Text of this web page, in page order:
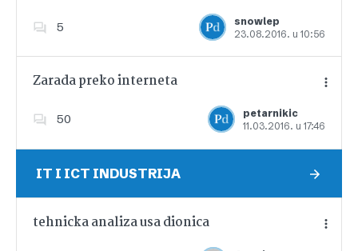
5
snowlep
23.08.2016. u 10:56
Dodajte u favorite
Zarada preko interneta
50
petarnikic
11.03.2016. u 17:46
Dodajte u favorite
IT I ICT INDUSTRIJA
tehnicka analiza usa dionica